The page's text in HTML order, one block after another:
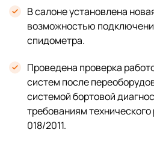
В салоне установлена
возможностью
спидометра.
Проведена проверка
систем после
системой бортовой
требованиям
018/2011.